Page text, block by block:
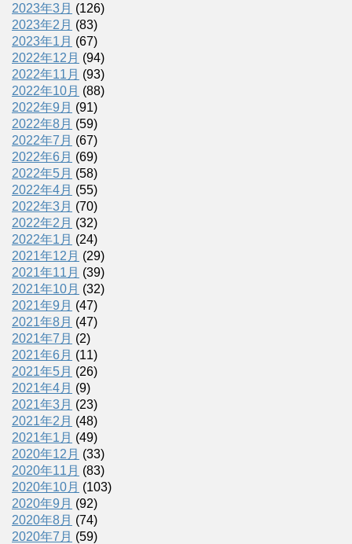
2023年3月 (126)
2023年2月 (83)
2023年1月 (67)
2022年12月 (94)
2022年11月 (93)
2022年10月 (88)
2022年9月 (91)
2022年8月 (59)
2022年7月 (67)
2022年6月 (69)
2022年5月 (58)
2022年4月 (55)
2022年3月 (70)
2022年2月 (32)
2022年1月 (24)
2021年12月 (29)
2021年11月 (39)
2021年10月 (32)
2021年9月 (47)
2021年8月 (47)
2021年7月 (2)
2021年6月 (11)
2021年5月 (26)
2021年4月 (9)
2021年3月 (23)
2021年2月 (48)
2021年1月 (49)
2020年12月 (33)
2020年11月 (83)
2020年10月 (103)
2020年9月 (92)
2020年8月 (74)
2020年7月 (59)